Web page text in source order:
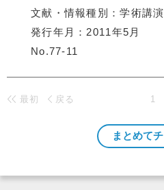
文献・情報種別
学術講
発行年月
2011年5月
No.77-11
最初 戻る 1